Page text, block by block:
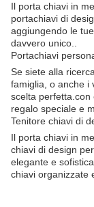
Il porta chiavi in
portachiavi di
aggiungendo le
davvero unico..
Portachiavi
Se siete alla
famiglia, o anche i
scelta
regalo speciale e
Tenitore chiavi di
Il porta chiavi in
chiavi di design
elegante e
chiavi organizzate